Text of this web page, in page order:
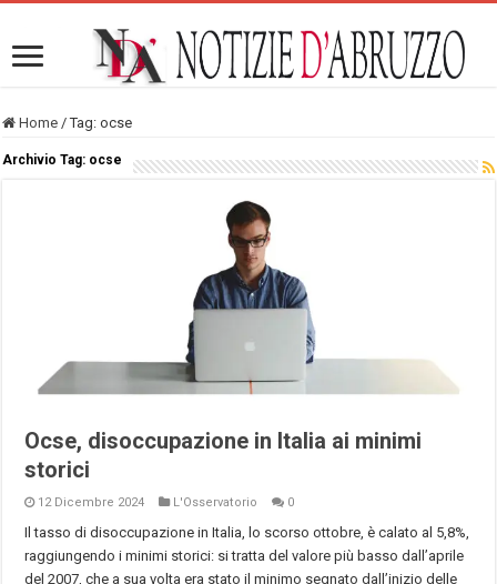
Home / Tag:ocse
Archivio Tag: ocse
Ocse, disoccupazione in Italia ai minimi
storici
12 Dicembre 2024 L'Osservatorio 0
Il tasso di disoccupazione in Italia, lo scorso ottobre, è calato al 5,8%,
raggiungendo i minimi storici: si tratta del valore più basso dall’aprile
del 2007, che a sua volta era stato il minimo segnato dall’inizio delle